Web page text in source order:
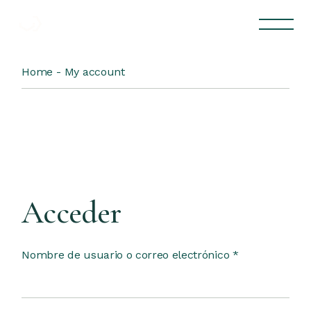
Home My account
Acceder
Nombre de usuario o correo electrónico *Obligatorio